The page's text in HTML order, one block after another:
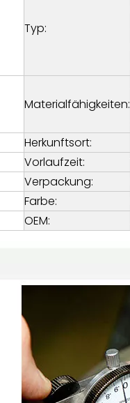
Typ:
Materialfähigkeiten:
Herkunftsort:
Vorlaufzeit:
Verpackung:
Farbe:
OEM: